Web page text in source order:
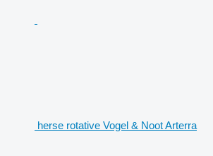
herse rotative Vogel & Noot Arterra